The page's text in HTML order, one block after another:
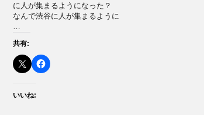
に人が集まるようになった？
なんで渋谷に人が集まるように
…
共有:
いいね: